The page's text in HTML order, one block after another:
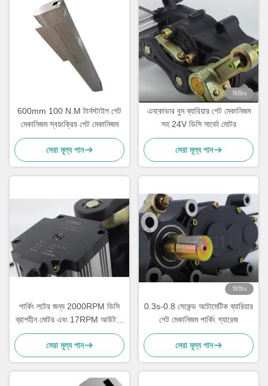
600mm 100 N.M টার্নস্টাইল গেট
মেকানিজম স্বয়ংক্রিয় গেট মেকানিজম
সেরা মূল্য পান
ভিডিও
এনকোডার বুম ব্যারিয়ার গেট মেকানিজম
সহ 24V ডিসি সার্ভো মোটর
সেরা মূল্য পান
পার্কিং লটের জন্য 2000RPM ডিসি
ব্রাশহীন মোটর এবং 17RPM আউটপুট
গতি সহ 24V 120W বুম বাধা
প্রক্রিয়া
সেরা মূল্য পান
ভিডিও
0.3s-0.8 সেকেন্ড অটোমেটিক ব্যারিয়ার
গেট মেকানিজম পার্কিং গ্যারেজ
সেরা মূল্য পান